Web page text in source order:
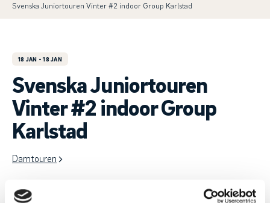
Svenska Juniortouren Vinter #2 indoor Group Karlstad
18 JAN - 18 JAN
Svenska Juniortouren
Vinter #2 indoor Group
Karlstad
Damtouren